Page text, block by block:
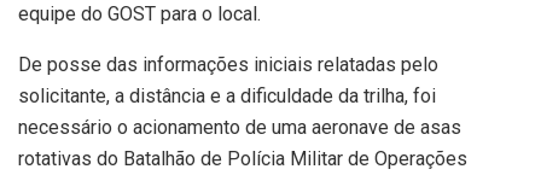
equipe do GOST para o local.
De posse das informações iniciais relatadas pelo
solicitante, a distância e a dificuldade da trilha, foi
necessário o acionamento de uma aeronave de asas
rotativas do Batalhão de Polícia Militar de Operações